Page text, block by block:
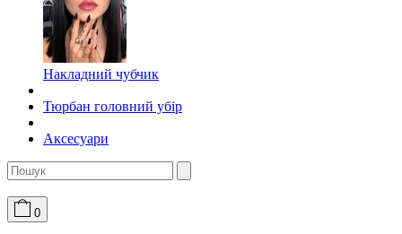
Накладний чубчик
Тюрбан головний убір
Аксесуари
0